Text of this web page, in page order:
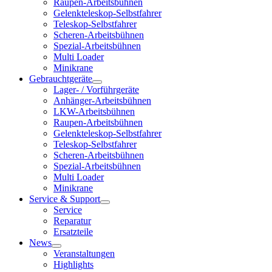
Gelenkteleskop-Selbstfahrer
Teleskop-Selbstfahrer
Scheren-Arbeitsbühnen
Spezial-Arbeitsbühnen
Multi Loader
Minikrane
Gebrauchtgeräte
Lager- / Vorführgeräte
Anhänger-Arbeitsbühnen
LKW-Arbeitsbühnen
Raupen-Arbeitsbühnen
Gelenkteleskop-Selbstfahrer
Teleskop-Selbstfahrer
Scheren-Arbeitsbühnen
Spezial-Arbeitsbühnen
Multi Loader
Minikrane
Service & Support
Service
Reparatur
Ersatzteile
News
Veranstaltungen
Highlights